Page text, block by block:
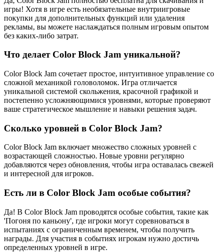
игры! Хотя в игре есть необязательные внутриигровые
покупки для дополнительных функций или удаления
рекламы, вы можете наслаждаться полным игровым опытом
без каких-либо затрат.
Что делает Color Block Jam уникальной?
Color Block Jam сочетает простое, интуитивное управление со
сложной механикой головоломок. Игра отличается
уникальной системой скольжения, красочной графикой и
постепенно усложняющимися уровнями, которые проверяют
ваше стратегическое мышление и навыки решения задач.
Сколько уровней в Color Block Jam?
Color Block Jam включает множество сложных уровней с
возрастающей сложностью. Новые уровни регулярно
добавляются через обновления, чтобы игра оставалась свежей
и интересной для игроков.
Есть ли в Color Block Jam особые события?
Да! В Color Block Jam проводятся особые события, такие как
'Погоня по каньону', где игроки могут соревноваться в
испытаниях с ограниченным временем, чтобы получить
награды. Для участия в событиях игрокам нужно достичь
определенных уровней в игре.